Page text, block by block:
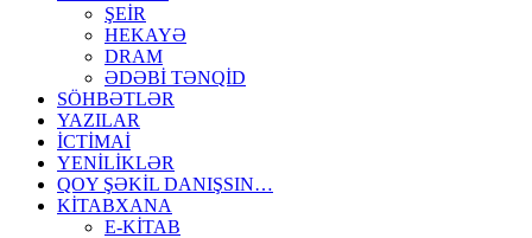
ŞEİR
HEKAYƏ
DRAM
ƏDƏBİ TƏNQİD
SÖHBƏTLƏR
YAZILAR
İCTİMAİ
YENİLİKLƏR
QOY ŞƏKİL DANIŞSIN…
KİTABXANA
E-KİTAB